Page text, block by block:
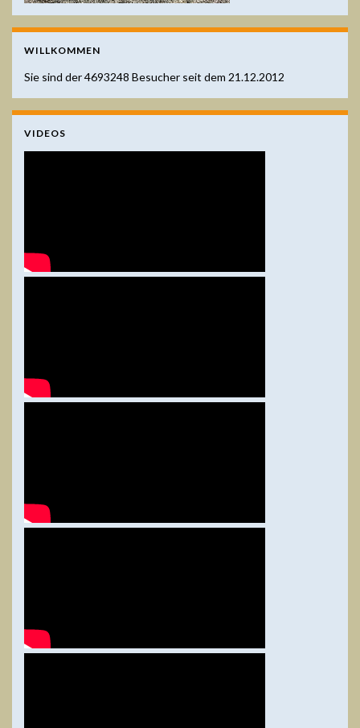
WILLKOMMEN
Sie sind der4693248 Besucher seit dem 21.12.2012
VIDEOS